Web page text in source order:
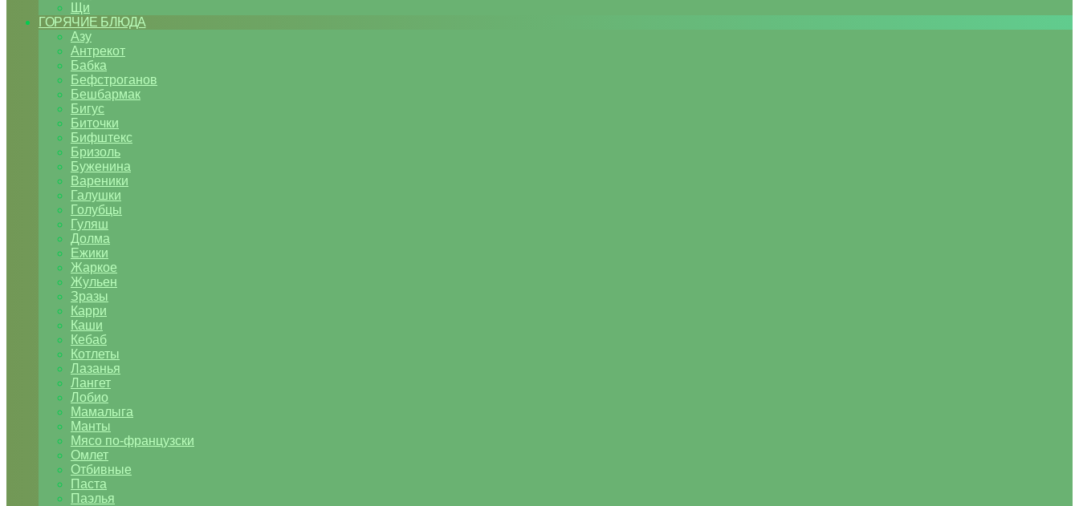
Щи
ГОРЯЧИЕ БЛЮДА
Азу
Антрекот
Бабка
Бефстроганов
Бешбармак
Бигус
Биточки
Бифштекс
Бризоль
Буженина
Вареники
Галушки
Голубцы
Гуляш
Долма
Ежики
Жаркое
Жульен
Зразы
Карри
Каши
Кебаб
Котлеты
Лазанья
Лангет
Лобио
Мамалыга
Манты
Мясо по-французски
Омлет
Отбивные
Паста
Паэлья